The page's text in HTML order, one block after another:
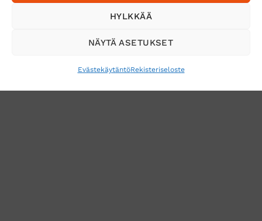
HYLKKÄÄ
NÄYTÄ ASETUKSET
EvästekäytäntöRekisteriseloste